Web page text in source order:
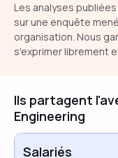
Les analyses
sur une enquête
organisation. Nous
s'exprimer librement
Ils partagent
Engineering
Salariés